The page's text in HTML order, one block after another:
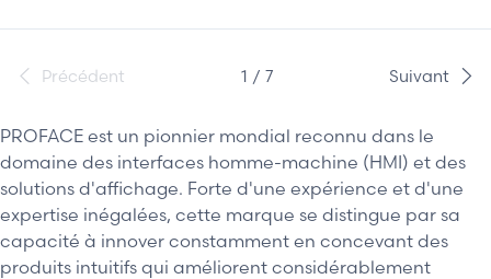
PROFACE est un pionnier mondial reconnu dans le
domaine des interfaces homme-machine (HMI) et des
solutions d'affichage. Forte d'une expérience et d'une
expertise inégalées, cette marque se distingue par sa
capacité à innover constamment en concevant des
produits intuitifs qui améliorent considérablement
Précédent 1 / 7 Suivant